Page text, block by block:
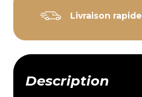
Livraison rapide
Description